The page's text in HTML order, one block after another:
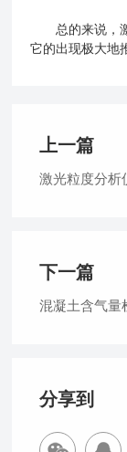
总的来说，激
它的出现极大地
上一篇
激光粒度分析
下一篇
混凝土含气量
分享到